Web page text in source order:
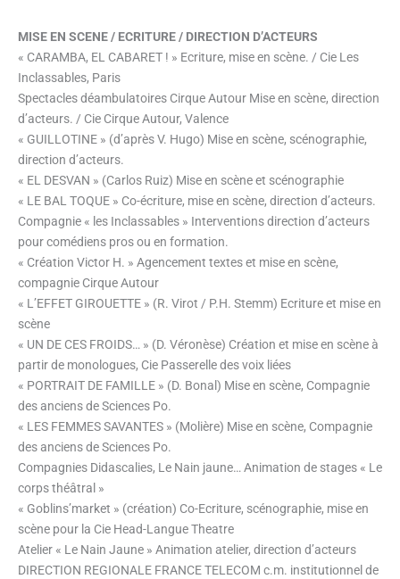
MISE EN SCENE / ECRITURE / DIRECTION D’ACTEURS
« CARAMBA, EL CABARET ! » Ecriture, mise en scène. / Cie Les
Inclassables, Paris
Spectacles déambulatoires Cirque Autour Mise en scène, direction
d’acteurs. / Cie Cirque Autour, Valence
« GUILLOTINE » (d’après V. Hugo) Mise en scène, scénographie,
direction d’acteurs.
« EL DESVAN » (Carlos Ruiz) Mise en scène et scénographie
« LE BAL TOQUE » Co-écriture, mise en scène, direction d’acteurs.
Compagnie « les Inclassables » Interventions direction d’acteurs
pour comédiens pros ou en formation.
« Création Victor H. » Agencement textes et mise en scène,
compagnie Cirque Autour
« L’EFFET GIROUETTE » (R. Virot / P.H. Stemm) Ecriture et mise en
scène
« UN DE CES FROIDS… » (D. Véronèse) Création et mise en scène à
partir de monologues, Cie Passerelle des voix liées
« PORTRAIT DE FAMILLE » (D. Bonal) Mise en scène, Compagnie
des anciens de Sciences Po.
« LES FEMMES SAVANTES » (Molière) Mise en scène, Compagnie
des anciens de Sciences Po.
Compagnies Didascalies, Le Nain jaune… Animation de stages « Le
corps théâtral »
« Goblins’market » (création) Co-Ecriture, scénographie, mise en
scène pour la Cie Head-Langue Theatre
Atelier « Le Nain Jaune » Animation atelier, direction d’acteurs
DIRECTION REGIONALE FRANCE TELECOM c.m. institutionnel de